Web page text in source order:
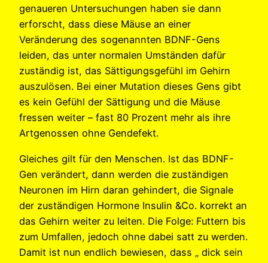
genaueren Untersuchungen haben sie dann
erforscht, dass diese Mäuse an einer
Veränderung des sogenannten BDNF-Gens
leiden, das unter normalen Umständen dafür
zuständig ist, das Sättigungsgefühl im Gehirn
auszulösen. Bei einer Mutation dieses Gens gibt
es kein Gefühl der Sättigung und die Mäuse
fressen weiter – fast 80 Prozent mehr als ihre
Artgenossen ohne Gendefekt.
Gleiches gilt für den Menschen. Ist das BDNF-
Gen verändert, dann werden die zuständigen
Neuronen im Hirn daran gehindert, die Signale
der zuständigen Hormone Insulin &Co. korrekt an
das Gehirn weiter zu leiten. Die Folge: Futtern bis
zum Umfallen, jedoch ohne dabei satt zu werden.
Damit ist nun endlich bewiesen, dass „ dick sein